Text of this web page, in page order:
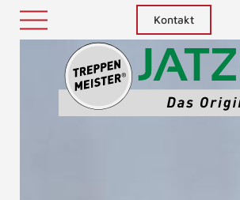
Kontakt